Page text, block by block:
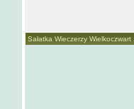
Sałatka Wieczerzy Wielkoczwart